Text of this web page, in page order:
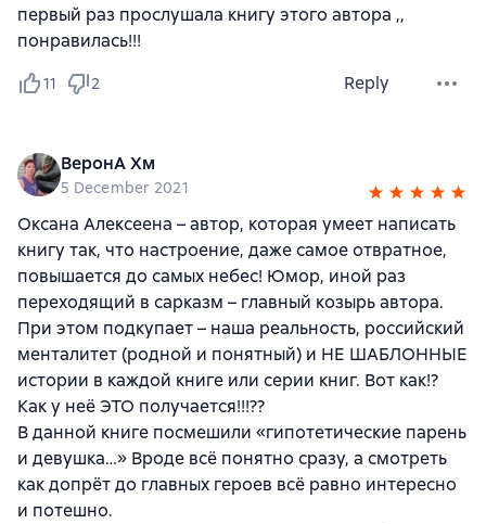
первый раз прослушала книгу этого автора ,,
понравилась!!!
11 2 Reply
ВеронА Хм
5 December 2021
Оксана Алексеена – автор, которая умеет написать
книгу так, что настроение, даже самое отвратное,
повышается до самых небес! Юмор, иной раз
переходящий в сарказм – главный козырь автора.
При этом подкупает – наша реальность, российский
менталитет (родной и понятный) и НЕ ШАБЛОННЫЕ
истории в каждой книге или серии книг. Вот как!?
Как у неё ЭТО получается!!!??
В данной книге посмешили «гипотетические парень
и девушка…» Вроде всё понятно сразу, а смотреть
как допрёт до главных героев всё равно интересно
и потешно.